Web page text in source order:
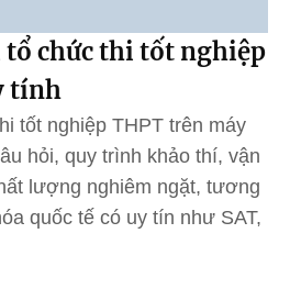
chức thi tốt nghiệp
tính
tốt nghiệp THPT trên máy
hỏi, quy trình khảo thí, vận
lượng nghiêm ngặt, tương
quốc tế có uy tín như SAT,